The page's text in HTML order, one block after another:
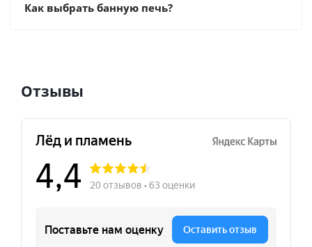
Как выбрать банную печь?
Отзывы